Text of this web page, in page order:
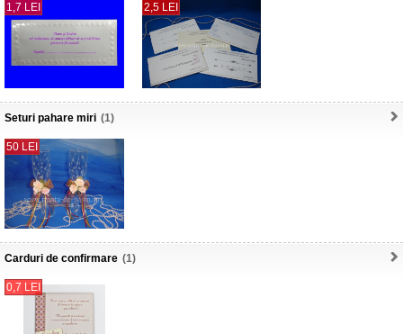
1,7 LEI 2,5 LEI
Seturi pahare miri (1)
50 LEI
Carduri de confirmare (1)
0,7 LEI